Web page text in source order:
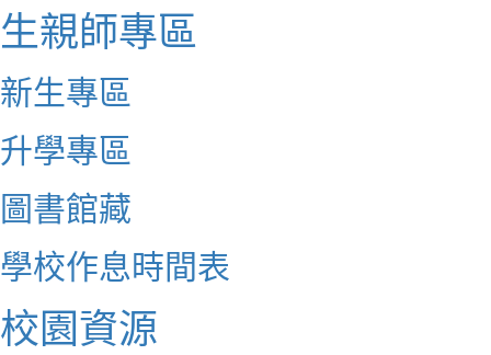
生親師專區
新生專區
升學專區
圖書館藏
學校作息時間表
校園資源